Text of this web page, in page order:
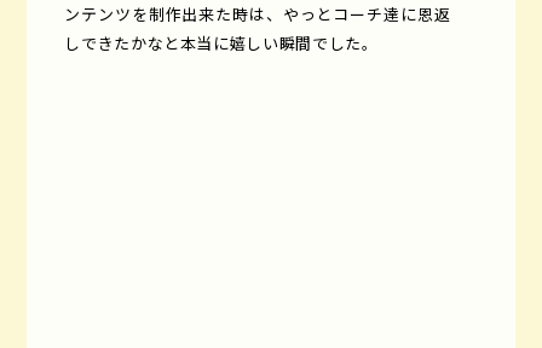
ンテンツを制作出来た時は、やっとコーチ達に恩返
しできたかなと本当に嬉しい瞬間でした。